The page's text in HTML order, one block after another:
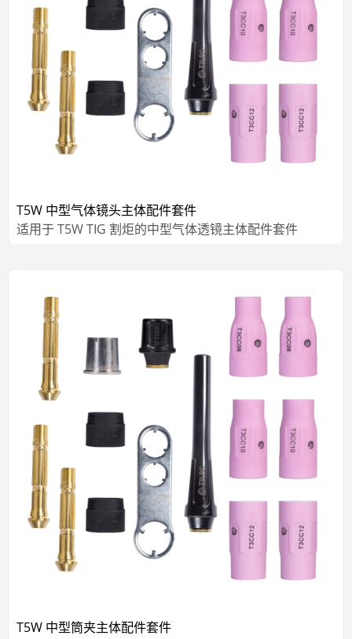
T5W 中型气体镜头主体配件套件
适用于 T5W TIG 割炬的中型气体透镜主体配件套件
T5W 中型筒夹主体配件套件